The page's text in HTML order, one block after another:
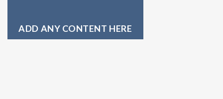
ADD ANY CONTENT HERE